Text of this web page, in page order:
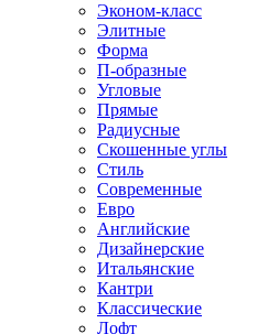
Эконом-класс
Элитные
Форма
П-образные
Угловые
Прямые
Радиусные
Скошенные углы
Стиль
Современные
Евро
Английские
Дизайнерские
Итальянские
Кантри
Классические
Лофт